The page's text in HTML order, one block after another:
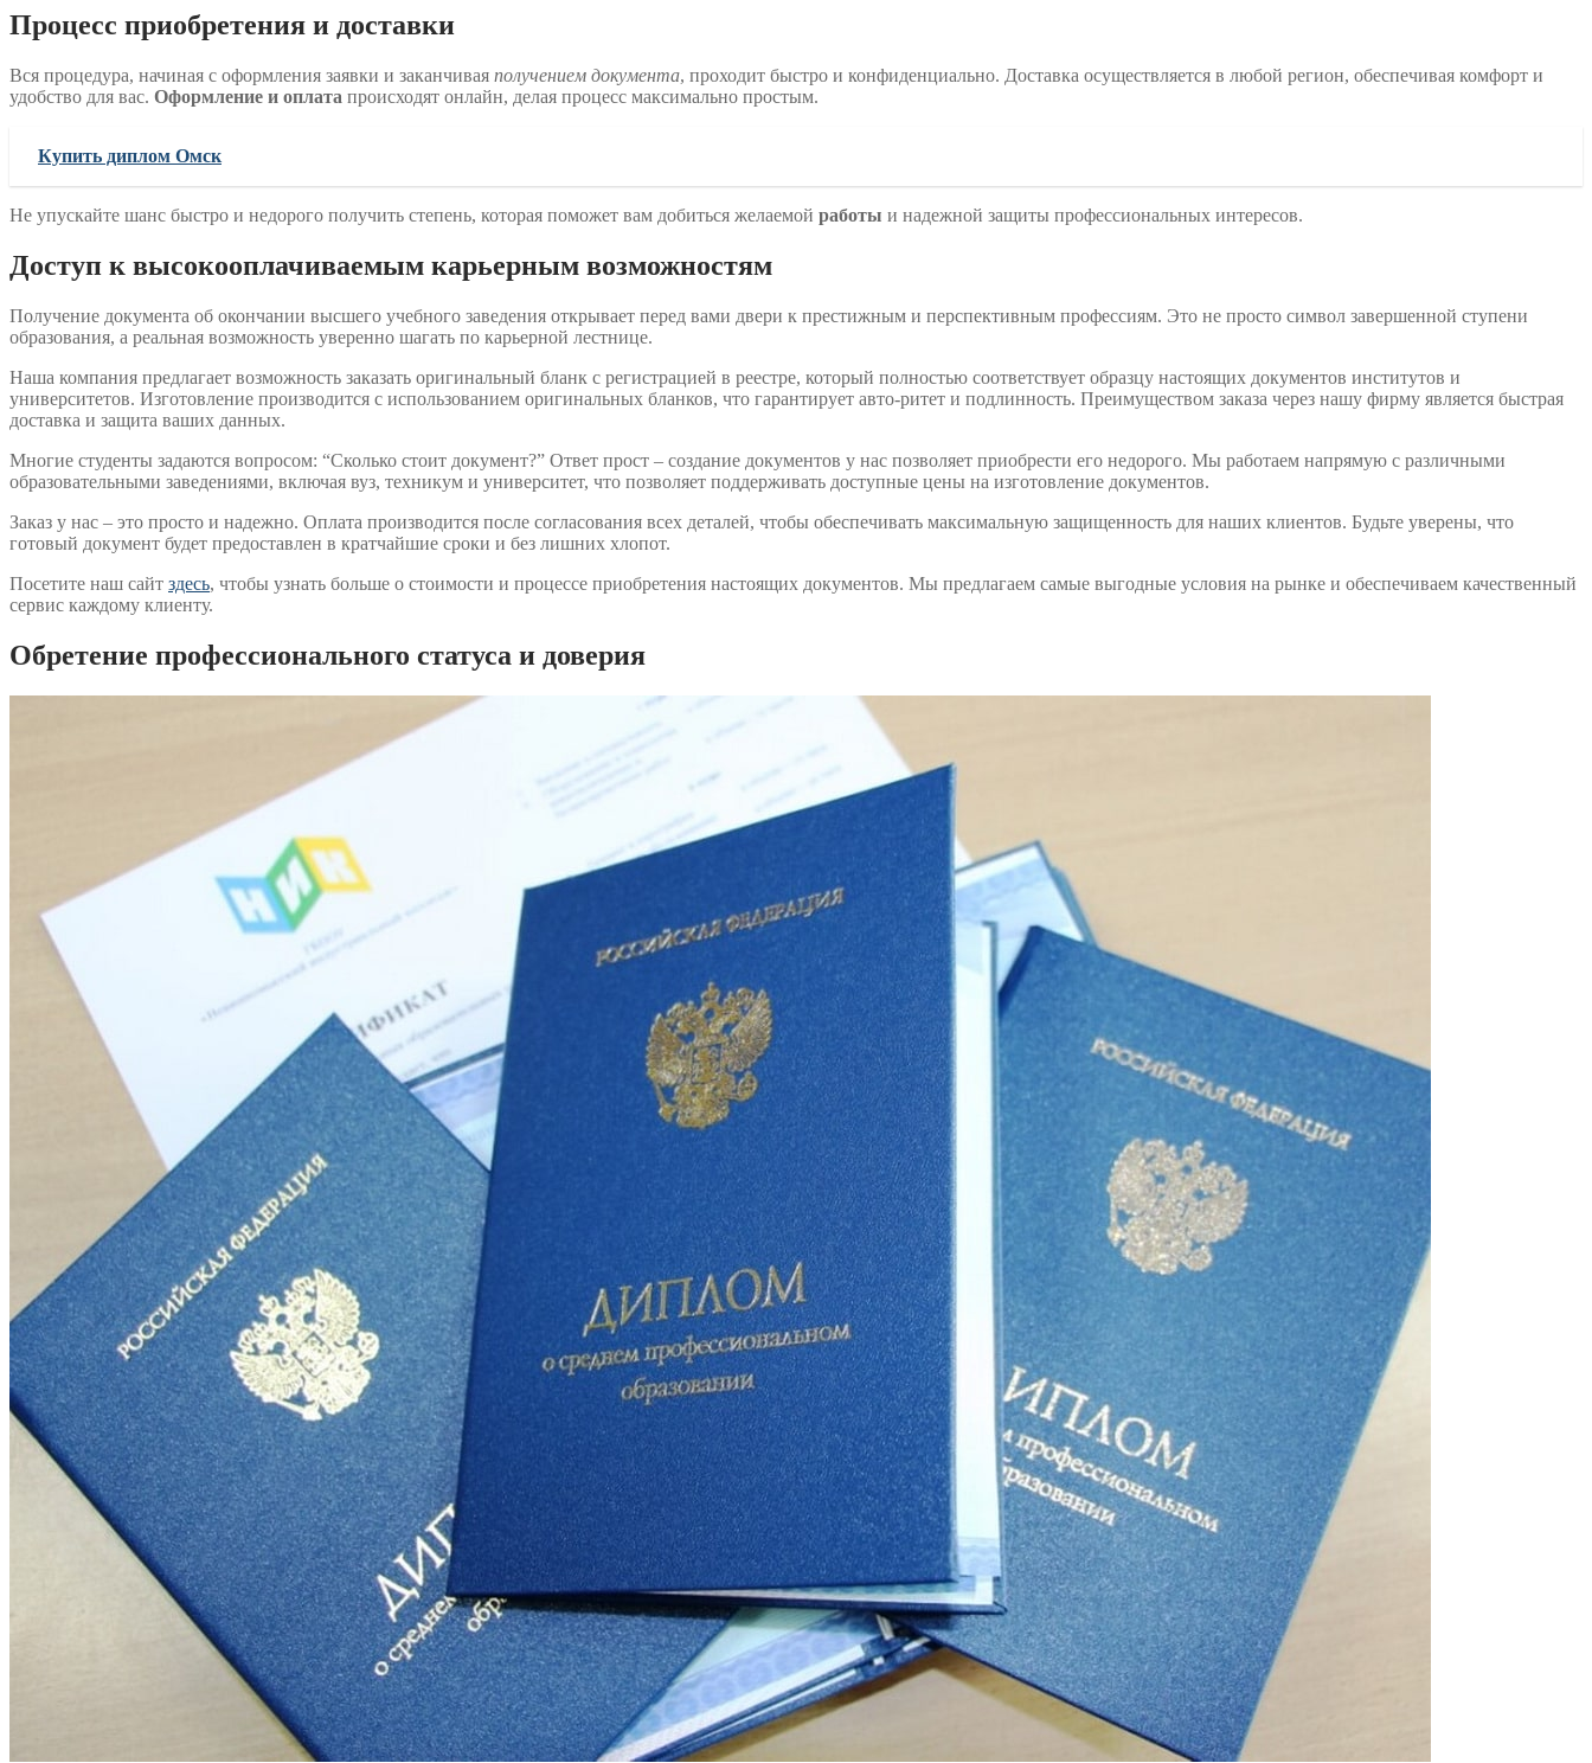
Процесс приобретения и доставки
Вся процедура, начиная с оформления заявки и заканчивая получением документа, проходит быстро и конфиденциально. Доставка осуществляется в любой регион, обеспечивая комфорт и
удобство для вас. Оформление и оплата происходят онлайн, делая процесс максимально простым.
Купить диплом Омск
Не упускайте шанс быстро и недорого получить степень, которая поможет вам добиться желаемой работы и надежной защиты профессиональных интересов.
Доступ к высокооплачиваемым карьерным возможностям
Получение документа об окончании высшего учебного заведения открывает перед вами двери к престижным и перспективным профессиям. Это не просто символ завершенной ступени
образования, а реальная возможность уверенно шагать по карьерной лестнице.
Наша компания предлагает возможность заказать оригинальный бланк с регистрацией в реестре, который полностью соответствует образцу настоящих документов институтов и
университетов. Изготовление производится с использованием оригинальных бланков, что гарантирует авто-ритет и подлинность. Преимуществом заказа через нашу фирму является быстрая
доставка и защита ваших данных.
Многие студенты задаются вопросом: “Сколько стоит документ?” Ответ прост – создание документов у нас позволяет приобрести его недорого. Мы работаем напрямую с различными
образовательными заведениями, включая вуз, техникум и университет, что позволяет поддерживать доступные цены на изготовление документов.
Заказ у нас – это просто и надежно. Оплата производится после согласования всех деталей, чтобы обеспечивать максимальную защищенность для наших клиентов. Будьте уверены, что
готовый документ будет предоставлен в кратчайшие сроки и без лишних хлопот.
Посетите наш сайт здесь, чтобы узнать больше о стоимости и процессе приобретения настоящих документов. Мы предлагаем самые выгодные условия на рынке и обеспечиваем качественный
сервис каждому клиенту.
Обретение профессионального статуса и доверия